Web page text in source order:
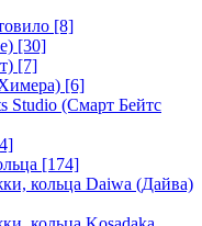
[8]
[30]
[7]
[6]
Studio (Смарт Бейтс
[174]
кольца Daiwa (Дайва)